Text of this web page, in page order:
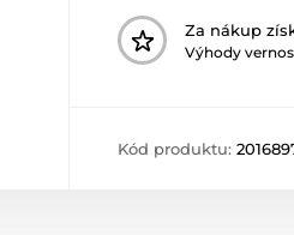
Za nákup
Výhody
Kód produktu: